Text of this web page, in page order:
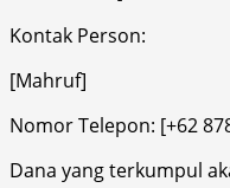
Kontak Person:
[Mahruf]
Nomor Telepon: [+62
Dana yang terkumpul